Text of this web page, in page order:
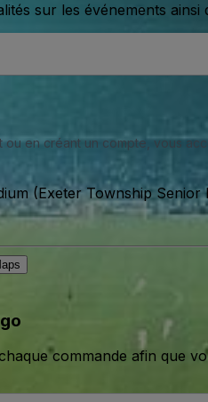
sur les événements
ou en créant un compte, vous
(Exeter Township
commande afin que